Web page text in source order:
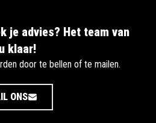
je advies? Het team van
klaar!
door te bellen of te mailen.
ONS